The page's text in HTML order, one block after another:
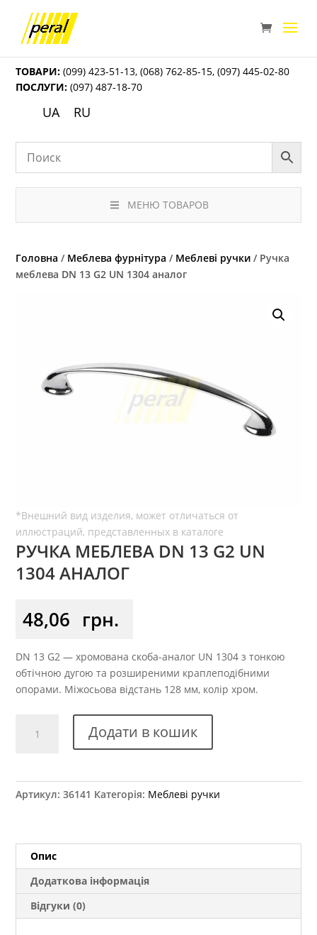
ТОВАРИ: (099) 423-51-13,(068) 762-85-15,(097) 445-02-80
ПОСЛУГИ: (097) 487-18-70
UA RU
МЕНЮ ТОВАРОВ
Головна / Меблева фурнітура / Меблеві ручки / Ручка
меблева DN 13 G2 UN 1304 аналог
РУЧКА МЕБЛЕВА DN 13 G2 UN
1304 АНАЛОГ
48,06 грн.
DN 13 G2 — хромована скоба-аналог UN 1304 з тонкою
обтічною дугою та розширеними краплеподібними
опорами. Міжосьова відстань 128 мм, колір хром.
меблева
UN
кількість
Додати в кошик
Артикул:36141 Категорія: Меблеві ручки
Опис
Додаткова інформація
Відгуки (0)